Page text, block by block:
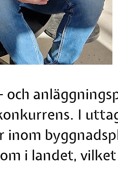
och
I
inom
i landet,